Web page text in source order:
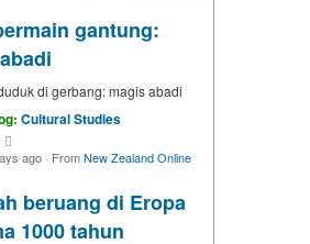
gantung:
di gerbang: magis abadi
Cultural Studies
ago · FromNew Zealand Online
beruang di Eropa
1000 tahun